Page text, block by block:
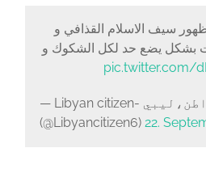
سيف الاسلام القذافي و
بشكل يضع حد لكل الشكوك و
pic.twitter.com/
— Libyan citizen- ﮼مواطن،ليبي
(@Libyancitizen6) 22.